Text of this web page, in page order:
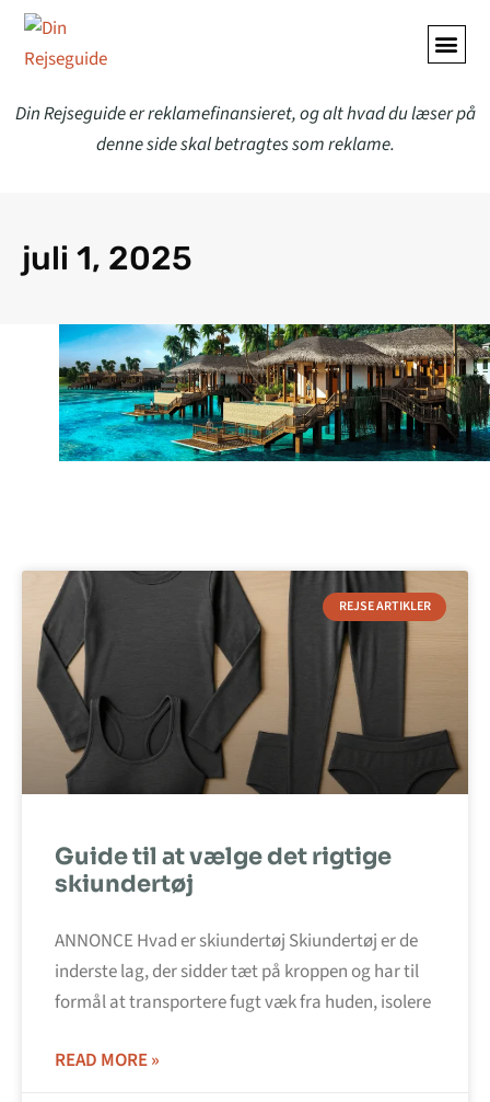
Din Rejseguide er reklamefinansieret, og alt hvad du læser på
denne side skal betragtes som reklame.
juli 1, 2025
REJSE ARTIKLER
Guide til at vælge det rigtige
skiundertøj
ANNONCE Hvad er skiundertøj Skiundertøj er de
inderste lag, der sidder tæt på kroppen og har til
formål at transportere fugt væk fra huden, isolere
READ MORE »